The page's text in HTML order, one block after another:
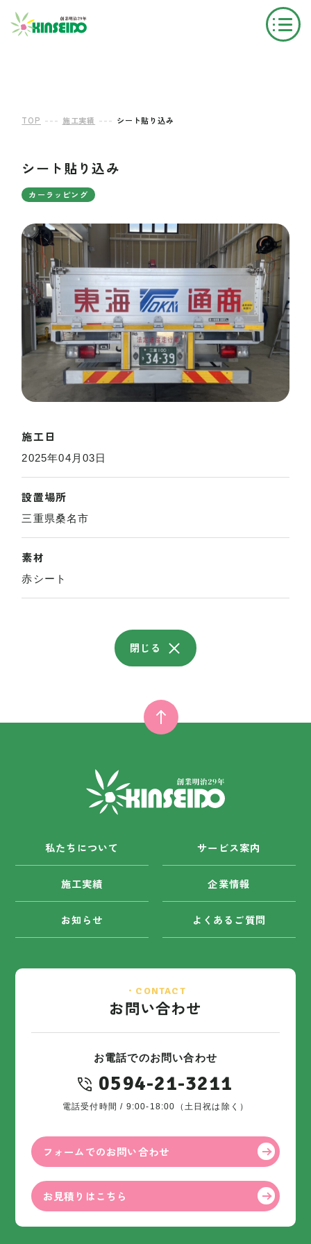
TOP --- 施工実績 --- シート貼り込み
シート貼り込み
カーラッピング
施工日
2025年04月03日
設置場所
三重県桑名市
素材
赤シート
閉じる
私たちについて サービス案内
施工実績 企業情報
お知らせ よくあるご質問
・CONTACT
お問い合わせ
お電話でのお問い合わせ
0594-21-3211
電話受付時間 / 9:00-18:00（土日祝は除く）
フォームでのお問い合わせ
お見積りはこちら